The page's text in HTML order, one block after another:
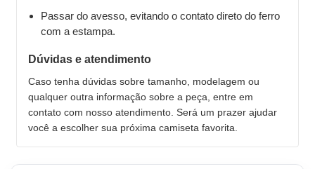
Passar do avesso, evitando o contato direto do ferro
com a estampa.
Dúvidas e atendimento
Caso tenha dúvidas sobre tamanho, modelagem ou
qualquer outra informação sobre a peça, entre em
contato com nosso atendimento. Será um prazer ajudar
você a escolher sua próxima camiseta favorita.